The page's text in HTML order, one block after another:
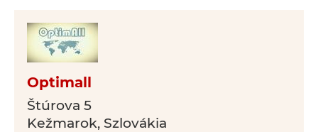
Optimall
Štúrova 5
Kežmarok, Szlovákia